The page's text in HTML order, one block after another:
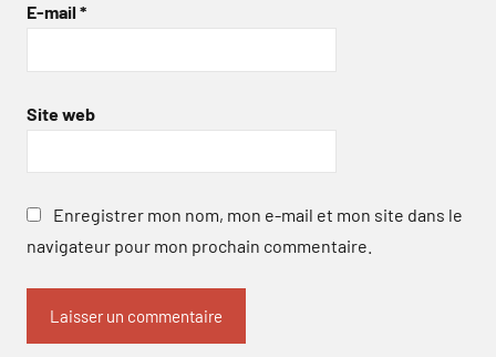
E-mail *
Site web
Enregistrer mon nom, mon e-mail et mon site dans le
navigateur pour mon prochain commentaire.